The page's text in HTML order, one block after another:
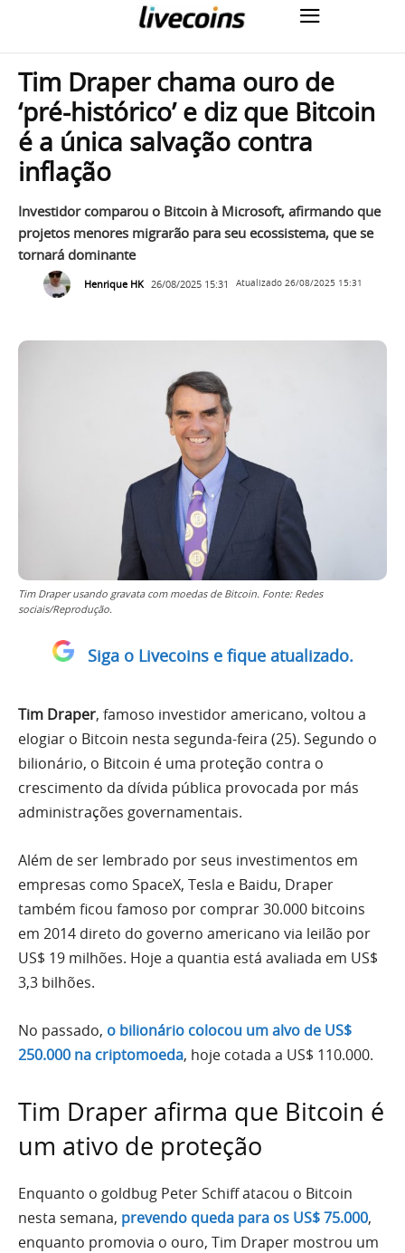
Tim Draper chama ouro de
‘pré-histórico’ e diz que Bitcoin
é a única salvação contra
inflação
Investidor comparou o Bitcoin à Microsoft, afirmando que
projetos menores migrarão para seu ecossistema, que se
tornará dominante
Henrique HK 26/08/2025 15:31 Atualizado 26/08/2025 15:31
Tim Draper usando gravata com moedas de Bitcoin. Fonte: Redes
sociais/Reprodução.
Siga o Livecoins e fique atualizado.
Tim Draper, famoso investidor americano, voltou a
elogiar o Bitcoin nesta segunda-feira (25). Segundo o
bilionário, o Bitcoin é uma proteção contra o
crescimento da dívida pública provocada por más
administrações governamentais.
Além de ser lembrado por seus investimentos em
empresas como SpaceX, Tesla e Baidu, Draper
também ficou famoso por comprar 30.000 bitcoins
em 2014 direto do governo americano via leilão por
US$ 19 milhões. Hoje a quantia está avaliada em US$
3,3 bilhões.
No passado, o bilionário colocou um alvo de US$
250.000 na criptomoeda, hoje cotada a US$ 110.000.
Tim Draper afirma que Bitcoin é
um ativo de proteção
Enquanto o goldbug Peter Schiff atacou o Bitcoin
nesta semana, prevendo queda para os US$ 75.000,
enquanto promovia o ouro, Tim Draper mostrou um